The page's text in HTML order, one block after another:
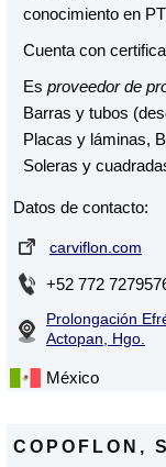
conocimiento en
Cuenta con
Es proveedor de
Barras y tubos
Placas y láminas,
Soleras y
Datos de contacto:
carviflon.com
+52 772
Prolongación
Actopan, Hgo.
México
COPOFLON,